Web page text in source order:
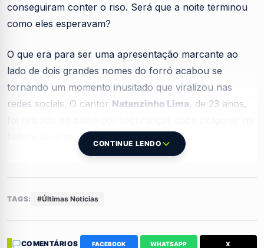
conseguiram conter o riso. Será que a noite terminou
como eles esperavam?
O que era para ser uma apresentação marcante ao
lado de dois grandes nomes do forró acabou se
tornando um momento inusitado que viralizou nas
redes sociais. O cantor Natanzinho Lima, de 23 anos,
bebida durante um show.
O momento inusitado de
Natanzinho Lima
CONTINUE LENDO
TAGS: #Últimas Notícias
COMENTÁRIOS FACEBOOK WHATSAPP X